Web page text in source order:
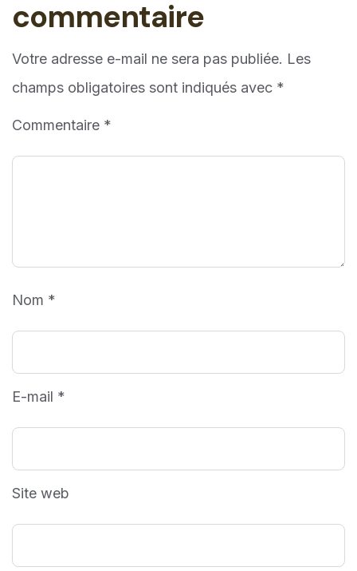
commentaire
Votre adresse e-mail ne sera pas publiée. Les
champs obligatoires sont indiqués avec *
Commentaire *
Nom *
E-mail *
Site web